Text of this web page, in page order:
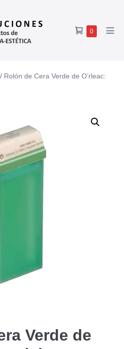
0
/ Rolón de Cera Verde de O’rleac:
Verde de